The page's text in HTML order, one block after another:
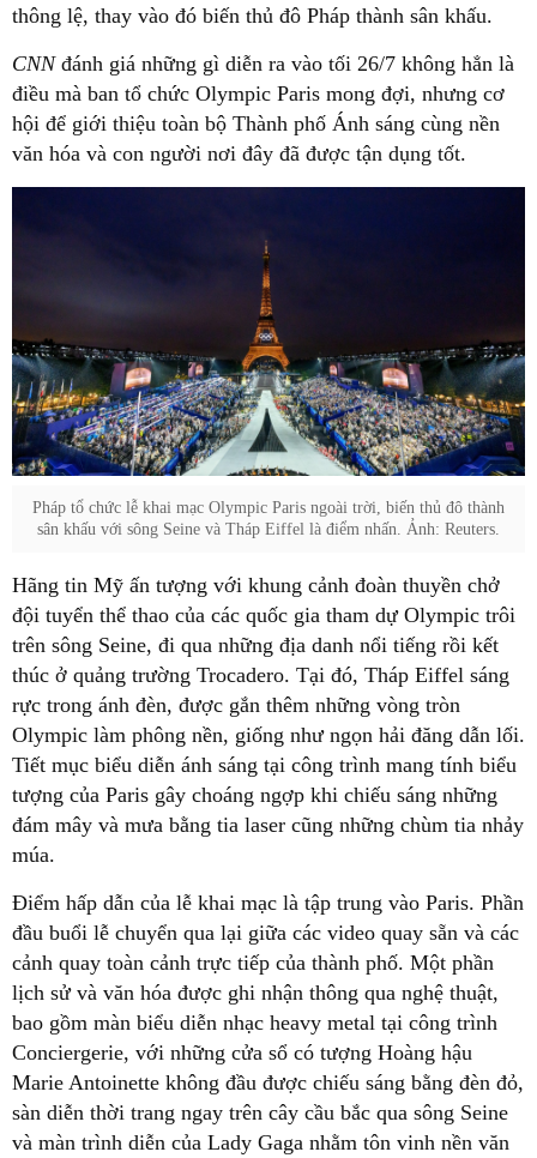
thông lệ, thay vào đó biến thủ đô Pháp thành sân khấu.
CNN đánh giá những gì diễn ra vào tối 26/7 không hẳn là
điều mà ban tổ chức Olympic Paris mong đợi, nhưng cơ
hội để giới thiệu toàn bộ Thành phố Ánh sáng cùng nền
văn hóa và con người nơi đây đã được tận dụng tốt.
Pháp tổ chức lễ khai mạc Olympic Paris ngoài trời, biến thủ đô thành
sân khấu với sông Seine và Tháp Eiffel là điểm nhấn. Ảnh: Reuters.
Hãng tin Mỹ ấn tượng với khung cảnh đoàn thuyền chở
đội tuyển thể thao của các quốc gia tham dự Olympic trôi
trên sông Seine, đi qua những địa danh nổi tiếng rồi kết
thúc ở quảng trường Trocadero. Tại đó, Tháp Eiffel sáng
rực trong ánh đèn, được gắn thêm những vòng tròn
Olympic làm phông nền, giống như ngọn hải đăng dẫn lối.
Tiết mục biểu diễn ánh sáng tại công trình mang tính biểu
tượng của Paris gây choáng ngợp khi chiếu sáng những
đám mây và mưa bằng tia laser cũng những chùm tia nhảy
múa.
Điểm hấp dẫn của lễ khai mạc là tập trung vào Paris. Phần
đầu buổi lễ chuyển qua lại giữa các video quay sẵn và các
cảnh quay toàn cảnh trực tiếp của thành phố. Một phần
lịch sử và văn hóa được ghi nhận thông qua nghệ thuật,
bao gồm màn biểu diễn nhạc heavy metal tại công trình
Conciergerie, với những cửa sổ có tượng Hoàng hậu
Marie Antoinette không đầu được chiếu sáng bằng đèn đỏ,
sàn diễn thời trang ngay trên cây cầu bắc qua sông Seine
và màn trình diễn của Lady Gaga nhằm tôn vinh nền văn